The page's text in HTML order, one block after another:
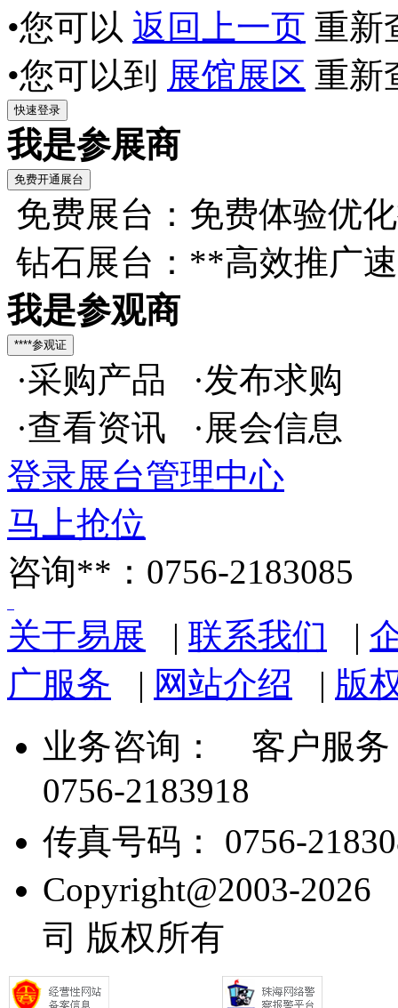
•您可以 返回上一页 重新
•您可以到 展馆展区 重新
我是参展商
免费展台：免费体验优
钻石展台：**高效推广
我是参观商
·采购产品 ·发布求购
·查看资讯 ·展会信息
登录展台管理中心
马上抢位
咨询**：0756-2183085
关于易展 | 联系我们 |
广服务 | 网站介绍 | 版
业务咨询：
客户服务
0756-2183918
传真号码： 0756-
Copyright@2003-
司 版权所有